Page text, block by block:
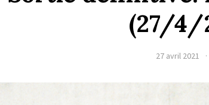
(27/4/
27 avril 2021 ·